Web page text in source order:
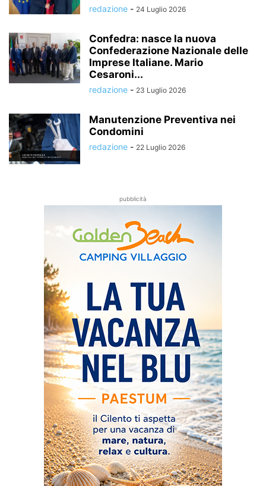
redazione - 24 Luglio 2026
Confedra: nasce la nuova
Confederazione Nazionale delle
Imprese Italiane. Mario
Cesaroni...
redazione - 23 Luglio 2026
Manutenzione Preventiva nei
Condomini
redazione - 22 Luglio 2026
pubblicità